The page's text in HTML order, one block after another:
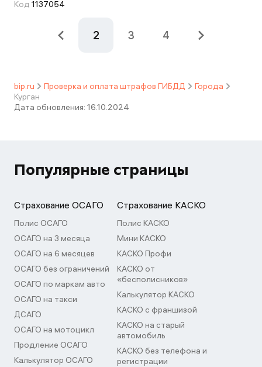
Код 1137054
2 3 4
bip.ru Проверка и оплата штрафов ГИБДД
Города
Курган
Дата обновления: 16.10.2024
Популярные страницы
Страхование ОСАГО
Полис ОСАГО
ОСАГО на 3 месяца
ОСАГО на 6 месяцев
ОСАГО без ограничений
ОСАГО по маркам авто
ОСАГО на такси
ДСАГО
ОСАГО на мотоцикл
Продление ОСАГО
Калькулятор ОСАГО
Страхование КАСКО
Полис КАСКО
Мини КАСКО
КАСКО Профи
КАСКО от
«бесполисников»
Калькулятор КАСКО
КАСКО с франшизой
КАСКО на старый
автомобиль
КАСКО без телефона и
регистрации